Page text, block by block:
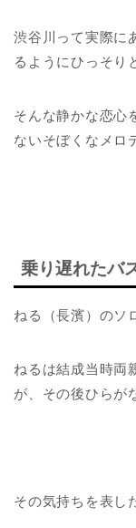
渋谷川って実際に
るようにひっそり
そんな静かな恋心
ないそぼくなメロ
乗り遅れたバ
ねる（長濱）のソ
ねるは結成当時両
が、その後ひらが
その気持ちを表し